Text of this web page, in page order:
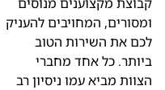
ומסורים, המחויבים להעניק
לכם את השירות הטוב
ביותר. כל אחד מחברי
הצוות מביא עמו ניסיון רב